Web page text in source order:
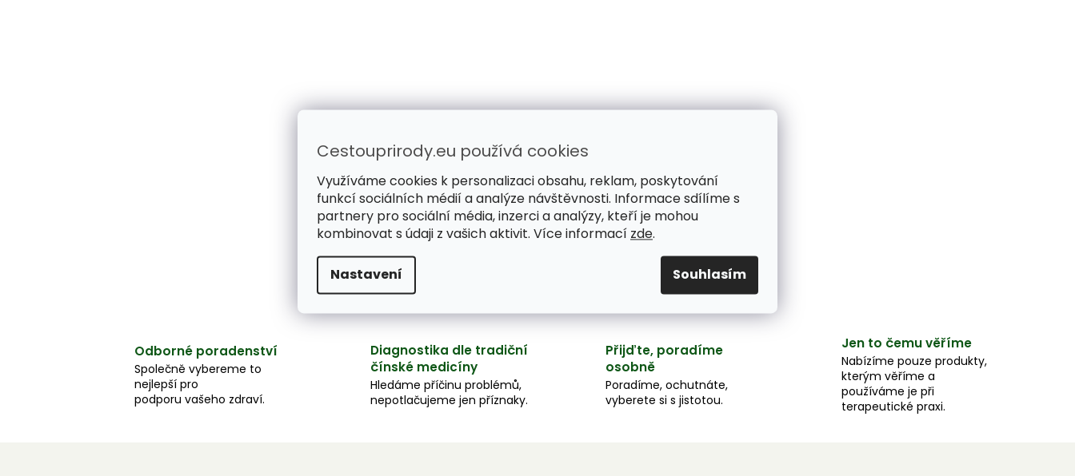
Cestouprirody.eu používá cookies
Využíváme cookies k personalizaci obsahu, reklam, poskytování
funkcí sociálních médií a analýze návštěvnosti. Informace sdílíme s
partnery pro sociální média, inzerci a analýzy, kteří je mohou
kombinovat s údaji z vašich aktivit. Více informací zde.
Nastavení Souhlasím
Odborné poradenství
Společně vybereme to
nejlepší pro
podporu vašeho zdraví.
Diagnostika dle tradiční
čínské medicíny
Hledáme příčinu problémů,
nepotlačujeme jen příznaky.
Přijďte, poradíme
osobně
Poradíme, ochutnáte,
vyberete si s jistotou.
Jen to čemu věříme
Nabízíme pouze produkty,
kterým věříme a
používáme je při
terapeutické praxi.